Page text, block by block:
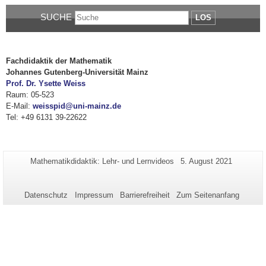
SUCHE LOS
Fachdidaktik der Mathematik
Johannes Gutenberg-Universität Mainz
Prof. Dr. Ysette Weiss
Raum: 05-523
E-Mail: weisspid@uni-mainz.de
Tel: +49 6131 39-22622
Zusätzliche
dieser
Seiten-
Mathematikdidaktik: Lehr- und Lernvideos
Letzte
5. August 2021
Datenschutz Impressum Barrierefreiheit Zum Seitenanfang